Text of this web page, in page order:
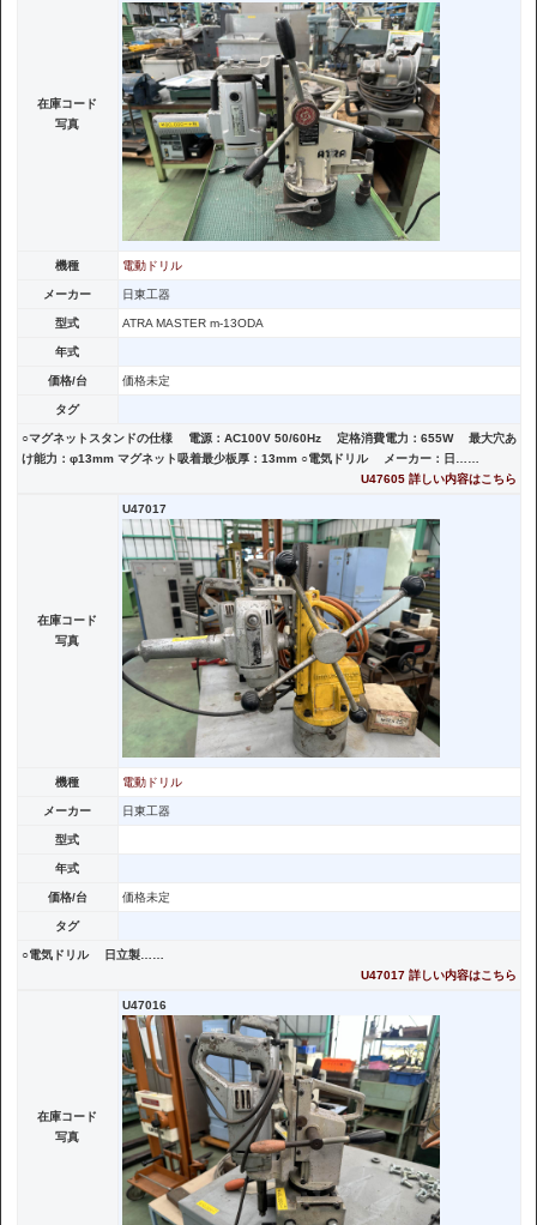
在庫コード
写真
機種 電動ドリル
メーカー 日東工器
型式 ATRA MASTER m-13ODA
年式
価格/台 価格未定
タグ
○マグネットスタンドの仕様 電源：AC100V 50/60Hz 定格消費電力：655W 最大穴あ
け能力：φ13mm マグネット吸着最少板厚：13mm ○電気ドリル メーカー：日……
U47605 詳しい内容はこちら
在庫コード
写真
U47017
機種 電動ドリル
メーカー 日東工器
型式
年式
価格/台 価格未定
タグ
○電気ドリル 日立製……
U47017 詳しい内容はこちら
在庫コード
写真
U47016